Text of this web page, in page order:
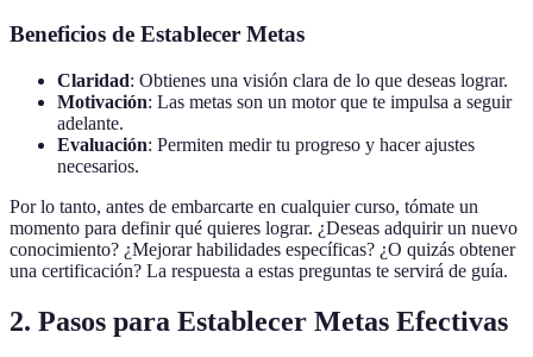
Beneficios de Establecer Metas
Claridad: Obtienes una visión clara de lo que deseas lograr.
Motivación: Las metas son un motor que te impulsa a seguir
adelante.
Evaluación: Permiten medir tu progreso y hacer ajustes
necesarios.
Por lo tanto, antes de embarcarte en cualquier curso, tómate un
momento para definir qué quieres lograr. ¿Deseas adquirir un nuevo
conocimiento? ¿Mejorar habilidades específicas? ¿O quizás obtener
una certificación? La respuesta a estas preguntas te servirá de guía.
2. Pasos para Establecer Metas Efectivas